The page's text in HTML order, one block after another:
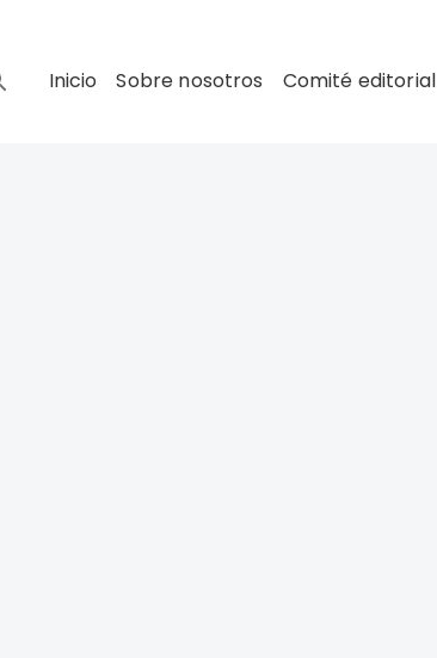
Inicio Sobre nosotros Comité editorial